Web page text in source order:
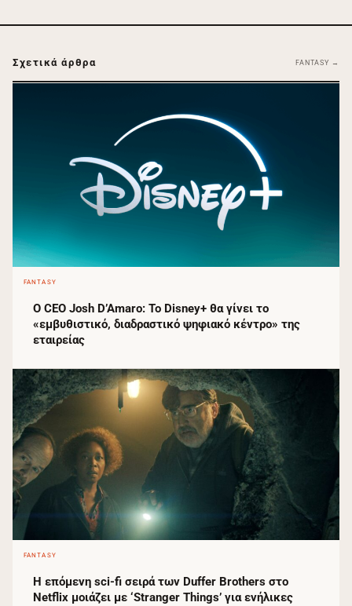
Σχετικά άρθρα FANTASY →
FANTASY
Ο CEO Josh D’Amaro: Το Disney+ θα γίνει το
«εμβυθιστικό, διαδραστικό ψηφιακό κέντρο» της
εταιρείας
FANTASY
Η επόμενη sci-fi σειρά των Duffer Brothers στο
Netflix μοιάζει με ‘Stranger Things’ για ενήλικες